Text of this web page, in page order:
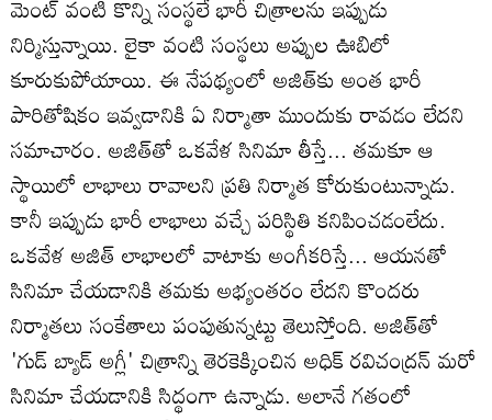
నిర్మిస్తున్నాయి. లైకా వంటి సంస్థలు అప్పుల ఊబిలో
కూరుకుపోయాయి. ఈ నేపథ్యంలో అజిత్‌కు అంత భారీ
పారితోషికం ఇవ్వడానికి ఏ నిర్మాతా ముందుకు రావడం లేదని
సమాచారం. అజిత్‌తో ఒకవేళ సినిమా తీస్తే... తమకూ ఆ
స్థాయిలో లాభాలు రావాలని ప్రతి నిర్మాత కోరుకుంటున్నాడు.
కానీ ఇప్పుడు భారీ లాభాలు వచ్చే పరిస్థితి కనిపించడంలేదు.
ఒకవేళ అజిత్‌ లాభాలలో వాటాకు అంగీకరిస్తే... ఆయనతో
సినిమా చేయడానికి తమకు అభ్యంతరం లేదని కొందరు
నిర్మాతలు సంకేతాలు పంపుతున్నట్టు తెలుస్తోంది. అజిత్‌తో
'గుడ్‌ బ్యాడ్‌ అగ్లీ' చిత్రాన్ని తెరకెక్కించిన అధిక్‌ రవిచంద్రన్ మరో
సినిమా చేయడానికి సిద్థంగా ఉన్నాడు. అలానే గతంలో